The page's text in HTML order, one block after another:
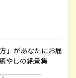
」があなたにお届
やしの絶景集